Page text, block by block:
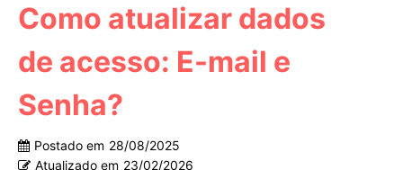
Como atualizar dados
de acesso: E-mail e
Senha?
Postado em 28/08/2025
Atualizado em 23/02/2026